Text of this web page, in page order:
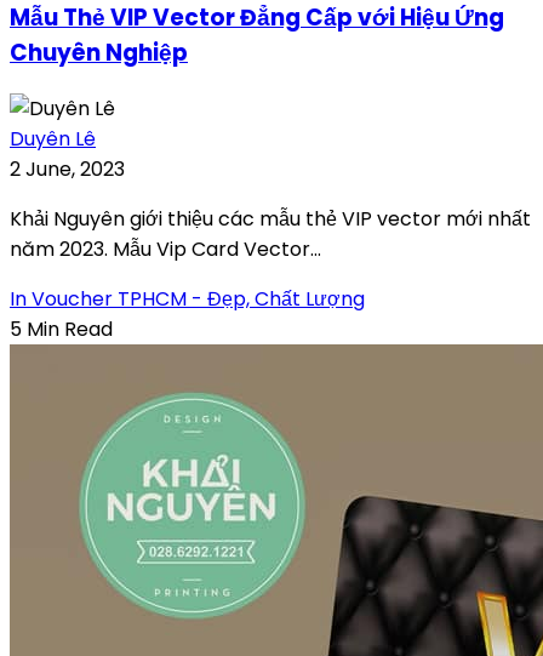
Mẫu Thẻ VIP Vector Đẳng Cấp với Hiệu Ứng
Chuyên Nghiệp
Duyên Lê
2 June, 2023
Khải Nguyên giới thiệu các mẫu thẻ VIP vector mới nhất
năm 2023. Mẫu Vip Card Vector...
In Voucher TPHCM - Đẹp, Chất Lượng
5 Min Read